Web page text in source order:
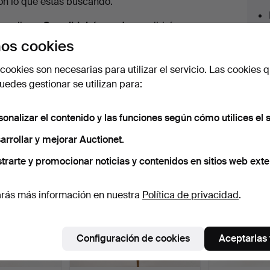
clic enSuscribir búsqueday recibirás un
tan pronto como dispongamos del lote.
archivo que coinciden con tu
cookies
son necesarias para utilizar el servicio. Las cookies
gestionar se utilizan para:
el contenido y las funciones según cómo utilices el
y mejorar Auctionet.
y promocionar noticias y contenidos en sitios web
más información en nuestra Política de privacidad.
Configuración de cookies Aceptarlas